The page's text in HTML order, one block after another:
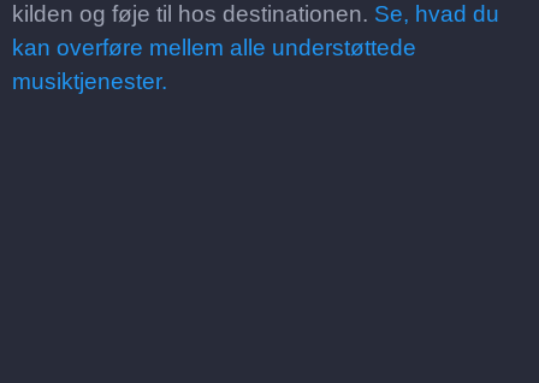
kilden og føje til hos destinationen. Se, hvad du
kan overføre mellem alle understøttede
musiktjenester.